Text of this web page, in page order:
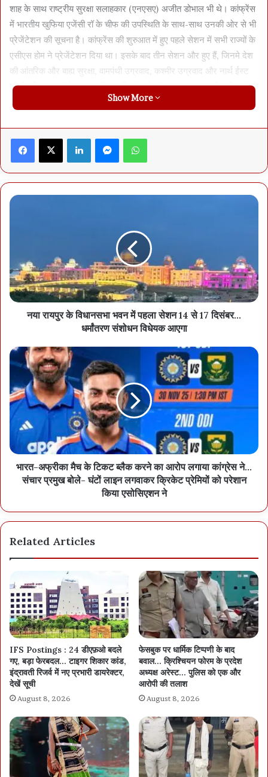
शाह के साथ राष्ट्रीय सुरक्षा सलाहकार (एनएसए) अजीत डोभाल भी थे। कांफ्रेंस
में भारतीय खुफिया एजेंसी रॉ के चीफ की उपस्थिति के साथ-साथ उनकी ओर से भी
प्रेजेंटेशन की सूचना है। कांफ्रेंस की शुरुआत में हुए पहले सेशन में सभी राज्यों के
एसीएस होम ने प्रेजेंटेशन दिया था। इसके बाद तीन सेशन और हुए हैं, जिनमे देश
की आंतरिक और बाह्य सुरक्षा, वामपंथी उग्रवाद, कश्मीर उग्रवाद और नार्थ ईस्ट
की स्थिति पर प्रेजेंटेशन तथा विचार-विमर्श होने की सूचना है। इस डीजीपी-आईजी
कांफ्रेंस को इसलिए बेहद अहम माना जा रहा क्योंकि, यहाँ के निष्कर्षों के आधार पर
प्रधानमंत्री भी इस कांफ्रेंस को अत्यधिक गंभीरता से ले रहे हैं।
Show More
Facebook X LinkedIn
नया रायपुर के विधानसभा भवन में पहला सेशन 14 से 17 दिसंबर…
धर्मांतरण संशोधन विधेयक आएगा
भारत-अफ्रीका मैच के टिकट ब्लैक करने का आरोप लगाया कांग्रेस ने…
संचार प्रमुख बोले- घंटों लाइन लगवाकर क्रिकेट प्रेमियों को परेशान
किया एसोसिएशन ने
Related Articles
IFS Postings : 24 डीएफ़ओ बदले
गए, बड़ा फेरबदल… टाइगर शिकार कांड,
इंद्रावती रिजर्व में नए प्रभारी डायरेक्टर,
देखें सूची
August 8, 2026
फेसबुक पर धार्मिक टिप्पणी के बाद
बवाल… क्रिश्चियन फोरम के प्रदेश
अध्यक्ष अरेस्ट… पुलिस को एक और
आरोपी की तलाश
August 8, 2026